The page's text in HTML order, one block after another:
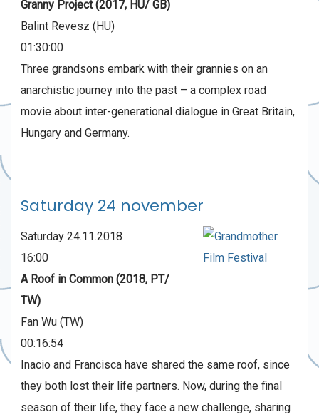
Granny Project (2017, HU/ GB)
Balint Revesz (HU)
01:30:00
Three grandsons embark with their grannies on an
anarchistic journey into the past – a complex road
movie about inter-generational dialogue in Great Britain,
Hungary and Germany.
Saturday 24 november
Saturday 24.11.2018
16:00
A Roof in Common (2018, PT/
TW)
Fan Wu (TW)
00:16:54
Inacio and Francisca have shared the same roof, since
they both lost their life partners. Now, during the final
season of their life, they face a new challenge, sharing